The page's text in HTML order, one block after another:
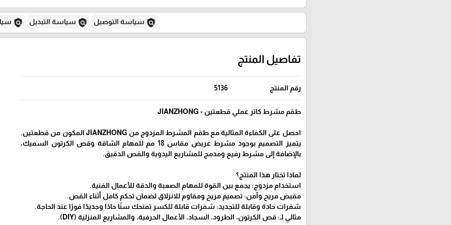
policy سياسة التوصيل policy سياسة التبديل policy
تفاصيل المنتج
رقم المنتج 5136
طقم مشرط كاتر عملي قطعتين - JIANZHONG
احصل على الكفاءة المثالية مع طقم المشرط المزدوج من JIANZHONG المكون من قطعتين.
يتميز التصميم بوجود مشرط عريض مقاس 18 مم للمهام الشاقة وقص الكرتون السميك،
بالإضافة إلى مشرط رفيع ومدمج للمشاريع اليدوية والقص الدقيق.
لماذا تختار هذا المنتج؟
استخدام مزدوج: يجمع بين القوة للمهام الصعبة والدقة للأعمال الفنية.
مقبض مريح وآمن: تصميم مريح ومقاوم للانزلاق لضمان تحكم كامل أثناء القص.
شفرات حادة وقابلة للتجديد: شفرات قابلة للكسر تمنحك سنًا حادًا وجديدًا فورًا عند الحاجة.
مثالي لـ: قص الكرتون، الطرود، السجاد، الأعمال الحرفية، والمشاريع المنزلية (DIY).